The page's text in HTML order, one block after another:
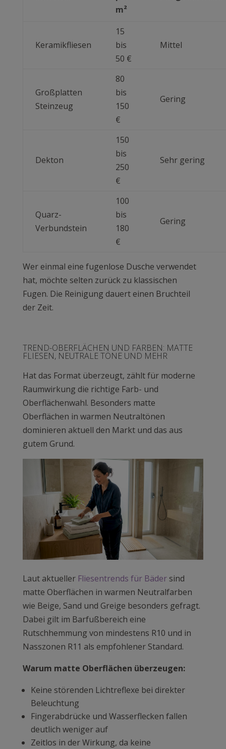
m²
Keramikfliesen
15
bis
50 €
Mittel
Großplatten
Steinzeug
80
bis
150
€
Gering
Dekton
150
bis
250
€
Sehr gering
Quarz-
Verbundstein
100
bis
180
€
Gering
Wer einmal eine fugenlose Dusche verwendet
hat, möchte selten zurück zu klassischen
Fugen. Die Reinigung dauert einen Bruchteil
der Zeit.
TREND-OBERFLÄCHEN UND FARBEN: MATTE
FLIESEN, NEUTRALE TÖNE UND MEHR
Hat das Format überzeugt, zählt für moderne
Raumwirkung die richtige Farb- und
Oberflächenwahl. Besonders matte
Oberflächen in warmen Neutraltönen
dominieren aktuell den Markt und das aus
gutem Grund.
Laut aktueller Fliesentrends für Bädersind
matte Oberflächen in warmen Neutralfarben
wie Beige, Sand und Greige besonders gefragt.
Dabei gilt im Barfußbereich eine
Rutschhemmung von mindestens R10 und in
Nasszonen R11 als empfohlener Standard.
Warum matte Oberflächen überzeugen:
Keine störenden Lichtreflexe bei direkter
Beleuchtung
Fingerabdrücke und Wasserflecken fallen
deutlich weniger auf
Zeitlos in der Wirkung, da keine